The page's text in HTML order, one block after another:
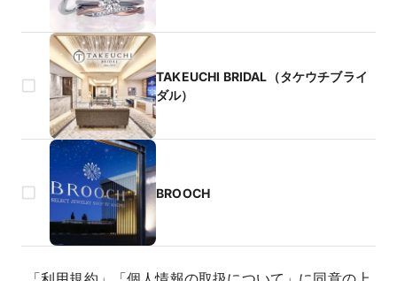
TAKEUCHI BRIDAL（タケウチブライ
ダル）
BROOCH